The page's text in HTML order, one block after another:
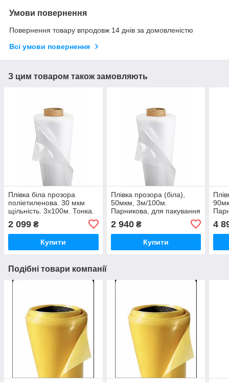
Умови повернення
Повернення товару впродовж 14 днів за домовленістю
Всі умови повернення
З цим товаром також замовляють
Плівка біла прозора
поліетиленова. 30 мкм
щільність. 3х100м. Тонка.
2 099 ₴
Купити
Плівка прозора (біла),
50мкм, 3м/100м.
Парникова, для пакування
2 940₴
Купити
4
Подібні товари компанії